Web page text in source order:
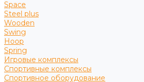
Space
Steel plus
Wooden
Swing
Hoop
Spring
Игровые комплексы
Спортивные комплексы
Спортивное оборудование